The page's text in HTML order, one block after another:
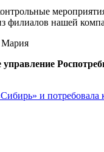
филиалов нашей
Мария
управление
и